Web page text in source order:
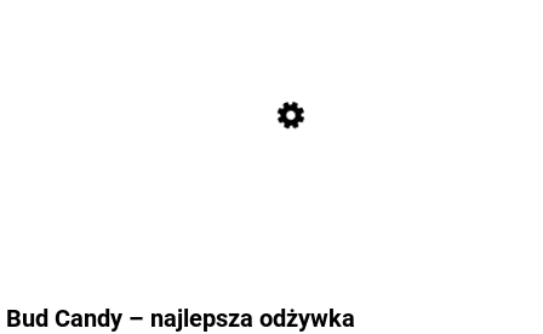
Bud Candy – najlepsza odżywka